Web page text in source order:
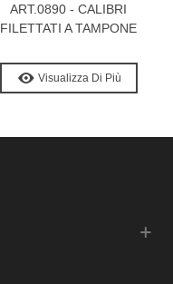
ART.0890 - CALIBRI
FILETTATI A TAMPONE
Visualizza Di Più